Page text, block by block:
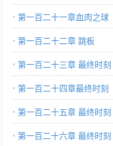
第一百二十一章血肉之球
第一百二十二章 跳板
第一百二十三章 最终时刻
第一百二十四章最终时刻
第一百二十五章 最终时刻
第一百二十六章 最终时刻